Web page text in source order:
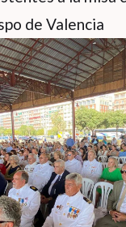
de Valencia